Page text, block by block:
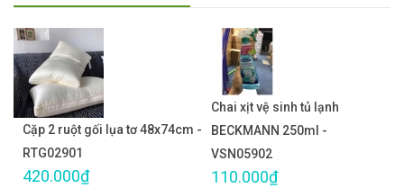
Cặp 2 ruột gối lụa tơ 48x74cm -
RTG02901
420.000₫
Chai xịt vệ sinh tủ lạnh
BECKMANN 250ml -
VSN05902
110.000₫